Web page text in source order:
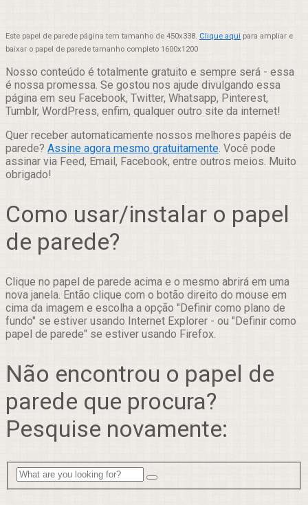
Este papel de parede página tem tamanho de 450x338. Clique aqui para ampliar e
baixar o papel de parede tamanho completo 1600x1200
Nosso conteúdo é totalmente gratuito e sempre será - essa
é nossa promessa. Se gostou nos ajude divulgando essa
página em seu Facebook, Twitter, Whatsapp, Pinterest,
Tumblr, WordPress, enfim, qualquer outro site da internet!
Quer receber automaticamente nossos melhores papéis de
parede? Assine agora mesmo gratuitamente. Você pode
assinar via Feed, Email, Facebook, entre outros meios. Muito
obrigado!
Como usar/instalar o papel
de parede?
Clique no papel de parede acima e o mesmo abrirá em uma
nova janela. Então clique com o botão direito do mouse em
cima da imagem e escolha a opção "Definir como plano de
fundo" se estiver usando Internet Explorer - ou "Definir como
papel de parede" se estiver usando Firefox.
Não encontrou o papel de
parede que procura?
Pesquise novamente: